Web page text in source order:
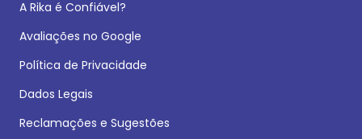
A Rika é Confiável?
Avaliações no Google
Política de Privacidade
Dados Legais
Reclamações e Sugestões